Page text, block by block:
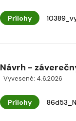
Prílohy
Návrh -
Vyvesené: 4.6.2026
Prílohy